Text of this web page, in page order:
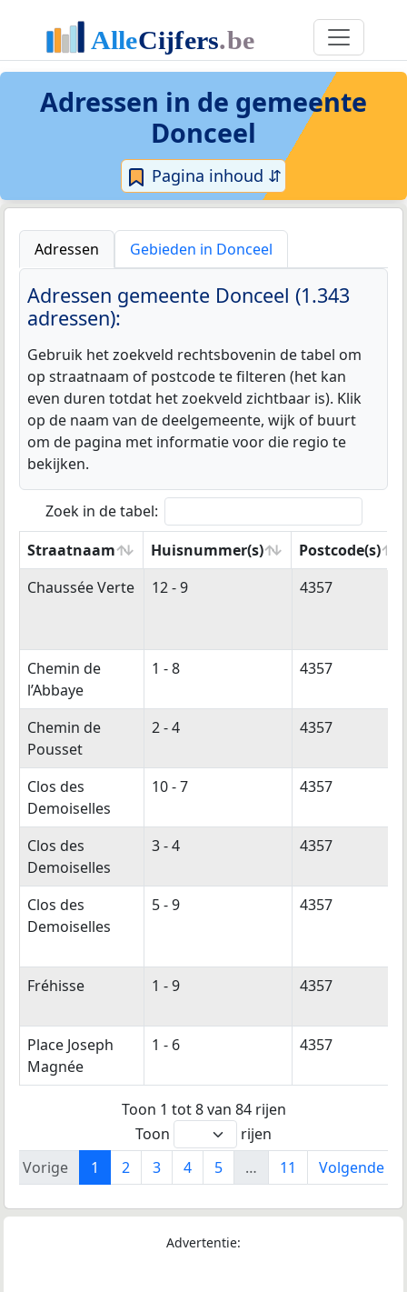
Adressen in de gemeente
Donceel
Pagina inhoud ⇵
Adressen Gebieden in Donceel
Adressen gemeente Donceel (1.343
adressen):
Gebruik het zoekveld rechtsbovenin de tabel om
op straatnaam of postcode te filteren (het kan
even duren totdat het zoekveld zichtbaar is). Klik
op de naam van de deelgemeente, wijk of buurt
om de pagina met informatie voor die regio te
bekijken.
Zoek in de tabel:
Straatnaam
Huisnummer(s)
Postcode(s)
Straatnaam
Huisnummer(s) Postcode(s)
Chaussée Verte 12 - 9 4357
Chemin de
l’Abbaye
1 - 8 4357
Chemin de
Pousset
2 - 4 4357
Clos des
Demoiselles
10 - 7 4357
Clos des
Demoiselles
3 - 4 4357
Clos des
Demoiselles
5 - 9 4357
Fréhisse 1 - 9 4357
Place Joseph
Magnée
1 - 6 4357
Toon 1 tot 8 van 84 rijen
Toon
rijen
Vorige
1 2 3 4 5 … 11 Volgende
Advertentie: